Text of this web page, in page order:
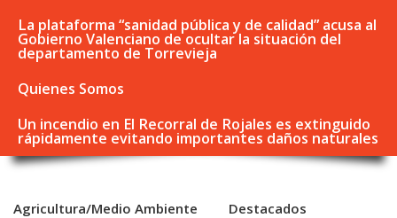
La plataforma “sanidad pública y de calidad” acusa al
Gobierno Valenciano de ocultar la situación del
departamento de Torrevieja
Quienes Somos
Un incendio en El Recorral de Rojales es extinguido
rápidamente evitando importantes daños naturales
Agricultura/Medio Ambiente Destacados